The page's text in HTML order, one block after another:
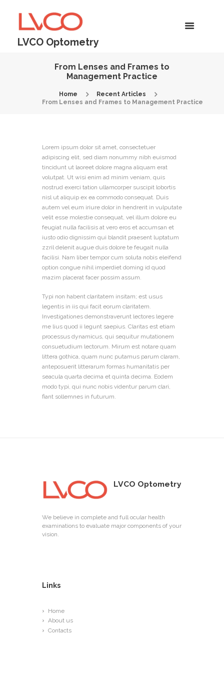
LVCO Optometry
From Lenses and Frames to
Management Practice
Home
Recent Articles
From Lenses and Frames to Management Practice
Lorem ipsum dolor sit amet, consectetuer
adipiscing elit, sed diam nonummy nibh euismod
tincidunt ut laoreet dolore magna aliquam erat
volutpat. Ut wisi enim ad minim veniam, quis
nostrud exerci tation ullamcorper suscipit lobortis
nisl ut aliquip ex ea commodo consequat. Duis
autem vel eum iriure dolor in hendrerit in vulputate
velit esse molestie consequat, vel illum dolore eu
feugiat nulla facilisis at vero eros et accumsan et
iusto odio dignissim qui blandit praesent luptatum
zzril delenit augue duis dolore te feugait nulla
facilisi. Nam liber tempor cum soluta nobis eleifend
option congue nihil imperdiet doming id quod
mazim placerat facer possim assum.
Typi non habent claritatem insitam; est usus
legentis in iis qui facit eorum claritatem.
Investigationes demonstraverunt lectores legere
me lius quod ii legunt saepius. Claritas est etiam
processus dynamicus, qui sequitur mutationem
consuetudium lectorum. Mirum est notare quam
littera gothica, quam nunc putamus parum claram,
anteposuerit litterarum formas humanitatis per
seacula quarta decima et quinta decima. Eodem
modo typi, qui nunc nobis videntur parum clari,
fiant sollemnes in futurum.
LVCO Optometry
We believe in complete and full ocular health
examinations to evaluate major components of your
vision.
Links
Home
About us
Contacts